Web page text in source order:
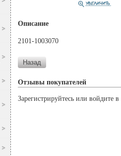
Описание
2101-1003070
Отзывы покупателей
Зарегистрируйтесь или войдите